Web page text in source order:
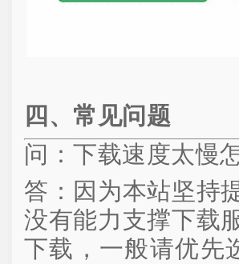
四、常见问题
问：下载速度太慢
答：因为本站坚持
没有能力支撑下载
下载，一般请优先